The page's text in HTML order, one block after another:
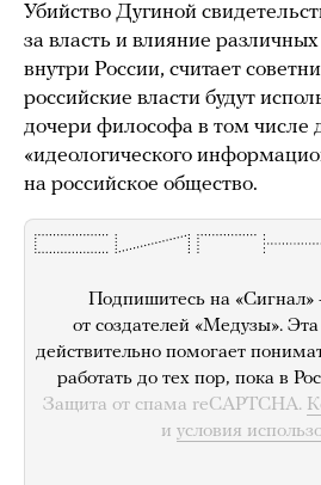
Убийство Дугиной
за власть и влияние
внутри России, считает
российские власти будут
дочери философа в том числе
«идеологического
на российское общество.
Подпишитесь на
от создателей «Медузы».
действительно помогает
работать до тех пор, пока в
Защита от спама reCAPTCHA.
и условия